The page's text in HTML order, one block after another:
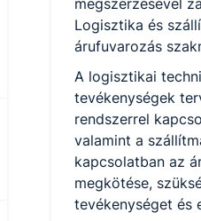
megszerzésével
Logisztika és
árufuvarozás
A logisztikai
tevékenységek
rendszerrel
valamint a
kapcsolatban az
megkötése,
tevékenységet és